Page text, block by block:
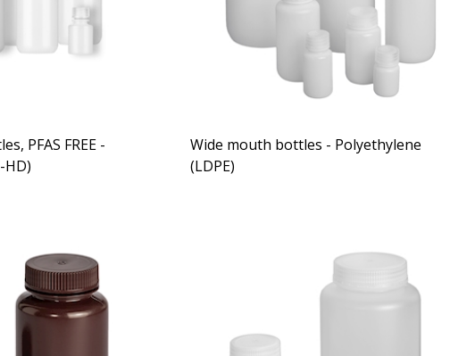
PFAS FREE -
HD)
Wide mouth bottles - Polyethylene
(LDPE)